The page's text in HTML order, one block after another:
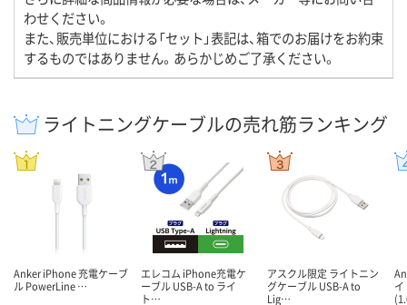
わせください。
また、販売単位における「セット」表記は、箱でのお届けをお約束
するものではありません。あらかじめご了承ください。
ライトニングケーブルの売れ筋ランキング
Anker iPhone 充電ケーブ
ル PowerLine …
エレコム iPhone充電ケ
ーブル USB-A to ライ
ト…
アスクル限定 ライトニン
グケーブル USB-A to
Lig…